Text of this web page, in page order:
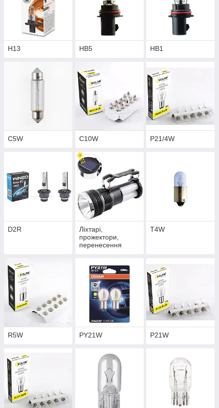
H13 HB5 HB1
C5W C10W P21/4W
D2R
Ліхтарі,
прожектори,
перенесення
T4W
R5W PY21W P21W